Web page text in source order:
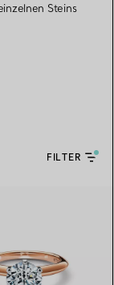
Steins
FILTER